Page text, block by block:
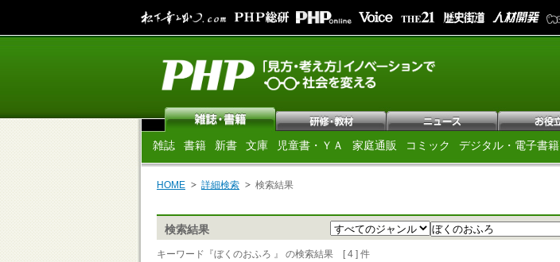
雑誌 書籍 新書 文庫 児童書・ＹＡ 家庭通販 コミック デジタル・電子書籍
HOME 詳細検索
検索結果
検索結果
キーワード『ぼくのおふろ 』 の検索結果 [ 4 ] 件